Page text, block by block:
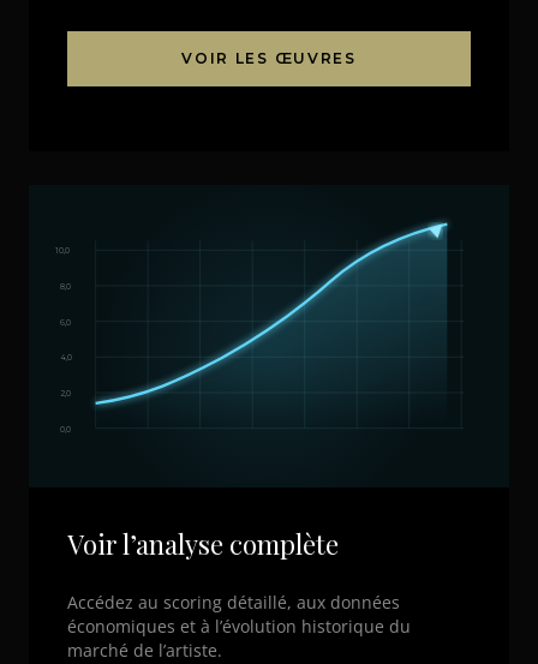
VOIR LES ŒUVRES
0,0
2,0
4,0
6,0
8,0
10,0
Voir l’analyse complète
Accédez au scoring détaillé, aux données
économiques et à l’évolution historique du
marché de l’artiste.